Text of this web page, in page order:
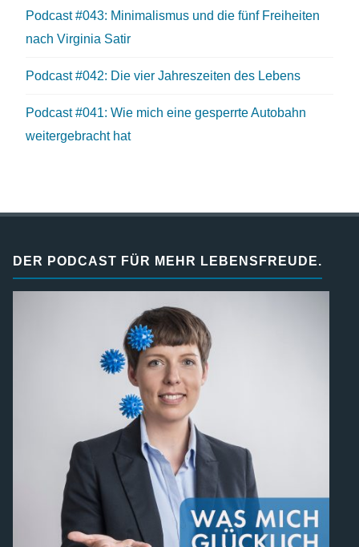
Podcast #043: Minimalismus und die fünf Freiheiten
nach Virginia Satir
Podcast #042: Die vier Jahreszeiten des Lebens
Podcast #041: Wie mich eine gesperrte Autobahn
weitergebracht hat
DER PODCAST FÜR MEHR LEBENSFREUDE.